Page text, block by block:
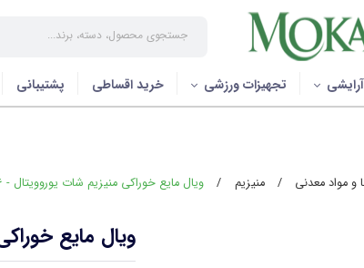
تجهیزات ورزشی خرید اقساطی پشتیبانی
و مواد معدنی / منیزیم / ویال مایع خوراکی منیزیم شات یوروویتال - 6 عددی
ویال مایع خوراکی